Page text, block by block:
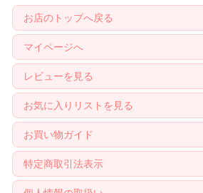
お店のトップへ戻る
マイページへ
レビューを見る
お気に入りリストを見る
お買い物ガイド
特定商取引法表示